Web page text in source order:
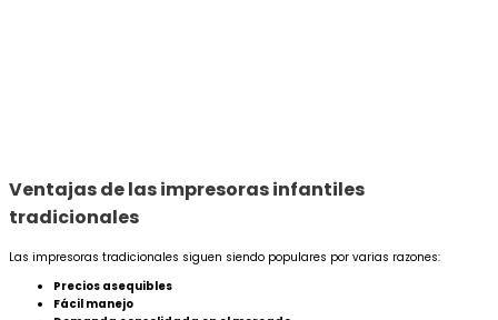
Ventajas de las impresoras infantiles
tradicionales
Las impresoras tradicionales siguen siendo populares por varias razones:
Precios asequibles
Fácil manejo